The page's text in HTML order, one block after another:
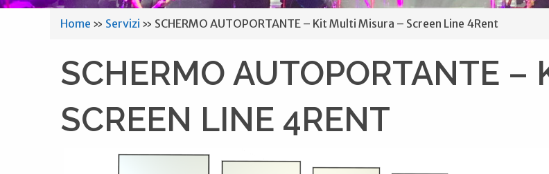
Home » Servizi » SCHERMO AUTOPORTANTE – Kit Multi Misura – Screen Line 4Rent
SCHERMO AUTOPORTANTE –
SCREEN LINE 4RENT